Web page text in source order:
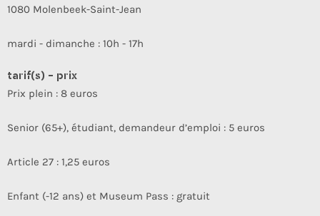
1080 Molenbeek-Saint-Jean
mardi - dimanche : 10h - 17h
tarif(s) - prix
Prix plein : 8 euros
Senior (65+), étudiant, demandeur d’emploi : 5 euros
Article 27 : 1,25 euros
Enfant (-12 ans) et Museum Pass : gratuit